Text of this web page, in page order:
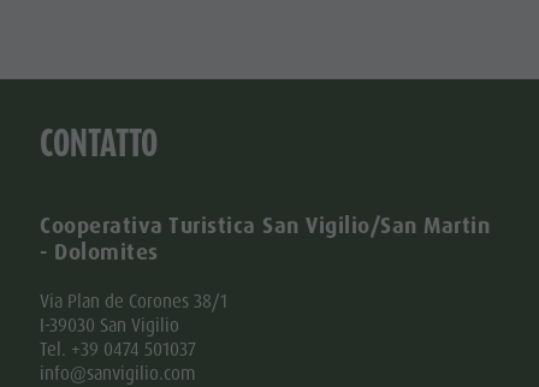
CONTATTO
Cooperativa Turistica San Vigilio/San Martin
- Dolomites
Via Plan de Corones 38/1
I-39030 San Vigilio
Tel. +39 0474 501037
info@sanvigilio.com